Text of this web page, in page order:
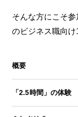
そんな方にこそ
のビジネス職向け
概要
「2.5時間」の体験